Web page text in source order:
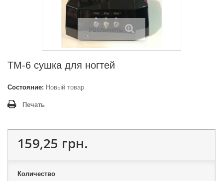
Увеличить
TM-6 сушка для ногтей
Состояние: Новый товар
Печать
159,25 грн.
Количество